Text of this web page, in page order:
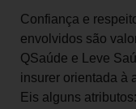
Confiança e
envolvidos são
QSaúde e Leve
insurer orientada à
Eis alguns atributos: